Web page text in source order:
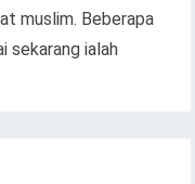
muslim. Beberapa
sekarang ialah